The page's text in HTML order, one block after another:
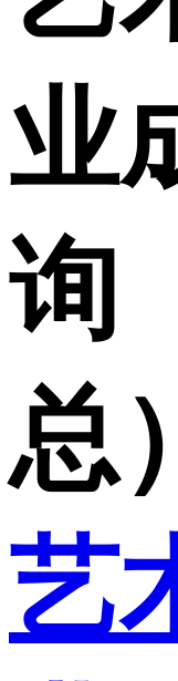
业
询
总）
艺